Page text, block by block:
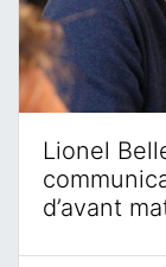
Lionel
d’avant